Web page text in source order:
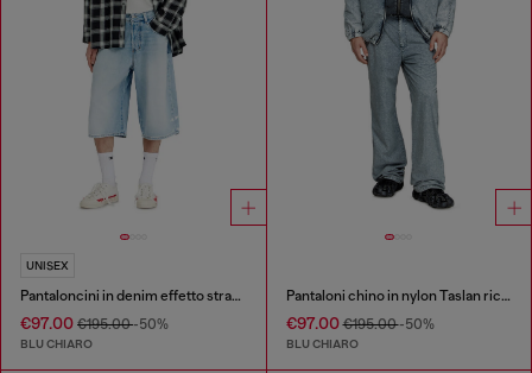
UNISEX
Pantaloncini in denim effetto strappato
€97.00 €195.00-50%
BLU CHIARO
Pantaloni chino in nylon Taslan riciclato
€97.00€195.00-50%
BLU CHIARO